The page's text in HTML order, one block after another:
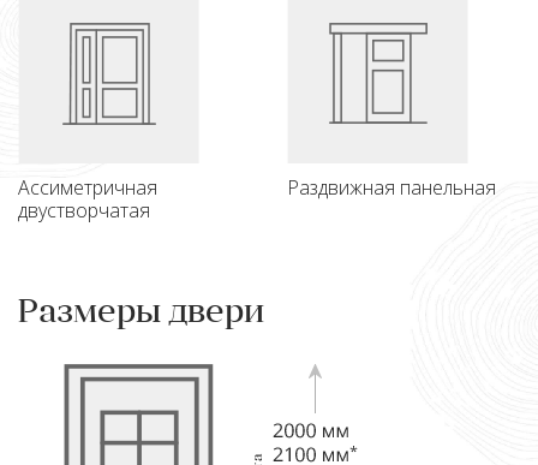
Ассиметричная
двустворчатая
Раздвижная панельная
Размеры двери